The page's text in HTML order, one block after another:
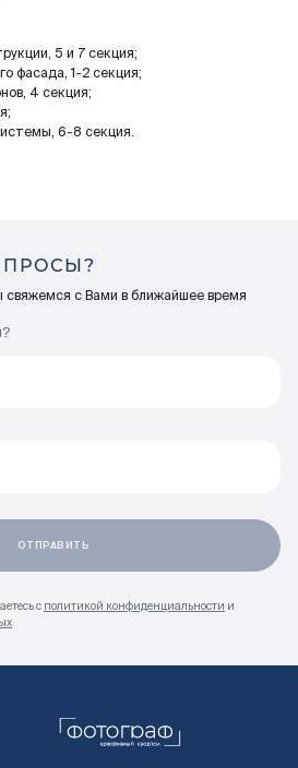
5 и 7 секция;
фасада, 1-2 секция;
4 секция;
6-8 секция.
свяжемся с Вами в ближайшее время
с политикой конфиденциальности и